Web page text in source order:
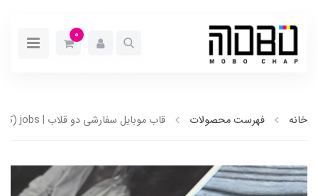
0
خانه فهرست محصولات قاب موبایل سفارشی دو قلاب | jobs (کد 0430)